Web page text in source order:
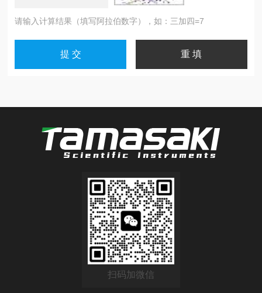
请输入计算结果（填写阿拉伯数字），如：三加四=7
扫码加微信